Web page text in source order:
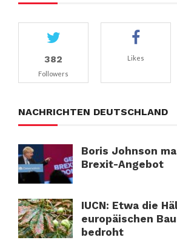
382
Followers
Likes
NACHRICHTEN DEUTSCHLAND
Boris Johnson
Brexit-Angebot
IUCN: Etwa die
europäischen
bedroht